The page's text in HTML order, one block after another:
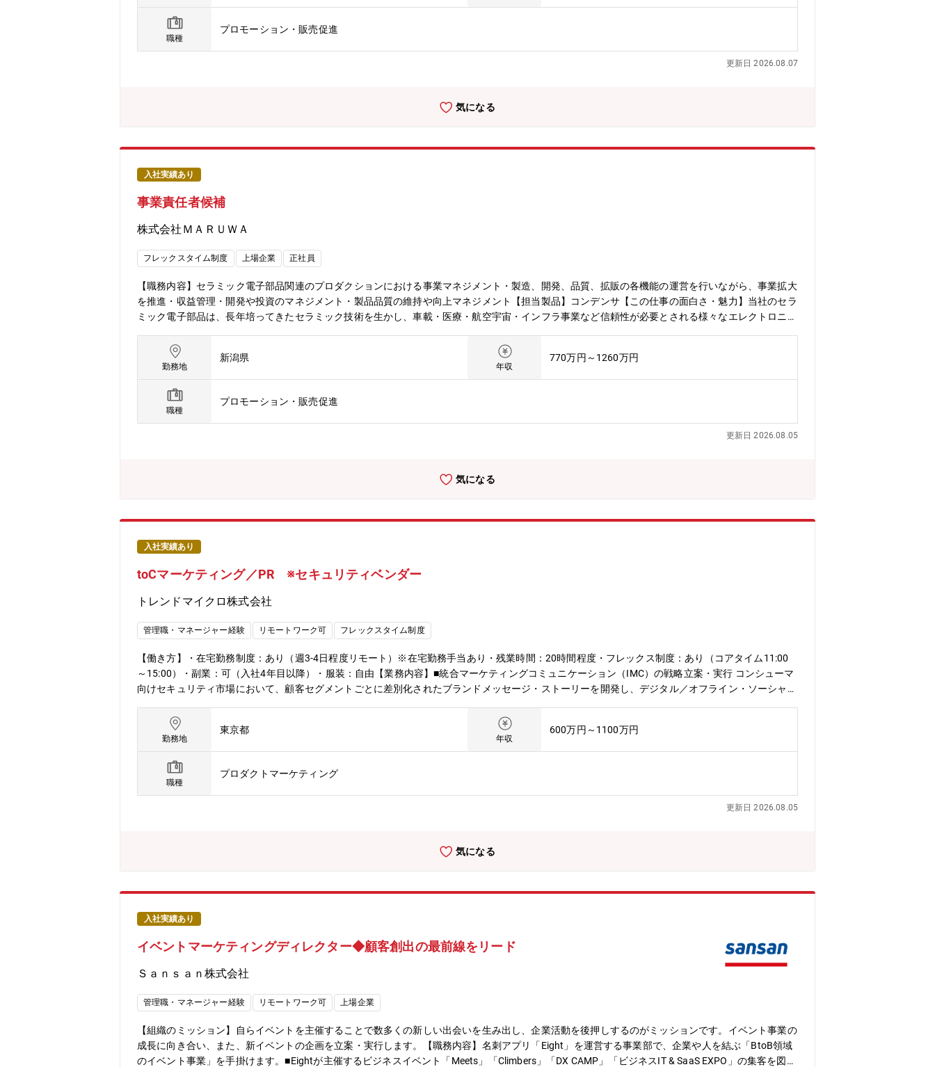
職種
プロモーション・販売促進
更新日 2026.08.07
気になる
入社実績あり
事業責任者候補
株式会社ＭＡＲＵＷＡ
フレックスタイム制度 上場企業 正社員
【職務内容】セラミック電子部品関連のプロダクションにおける事業マネジメント・製造、開発、品質、拡販の各機能の運営を行いながら、事業拡大
を推進・収益管理・開発や投資のマネジメント・製品品質の維持や向上マネジメント【担当製品】コンデンサ【この仕事の面白さ・魅力】当社のセラ
ミック電子部品は、長年培ってきたセラミック技術を生かし、車載・医療・航空宇宙・インフラ事業など信頼性が必要とされる様々なエレクトロニク
勤務地
新潟県
年収
770万円～1260万円
職種
プロモーション・販売促進
更新日 2026.08.05
気になる
入社実績あり
toCマーケティング／PR ※セキュリティベンダー
トレンドマイクロ株式会社
管理職・マネージャー経験 リモートワーク可 フレックスタイム制度
【働き方】・在宅勤務制度：あり（週3-4日程度リモート）※在宅勤務手当あり・残業時間：20時間程度・フレックス制度：あり（コアタイム11:00
～15:00）・副業：可（入社4年目以降）・服装：自由【業務内容】■統合マーケティングコミュニケーション（IMC）の戦略立案・実行 コンシューマ
向けセキュリティ市場において、顧客セグメントごとに差別化されたブランドメッセージ・ストーリーを開発し、デジタル／オフライン・ソーシャル
ームと連携しながらキャンペーンを企画・運用し、KPI設計から振り返り・改善までを一気通貫でリードしていただきます。 ■PR・ソートリーダーシ
ップ・アナリストリレーションの企画・実行 プレスリリースの作成・配信、メディアピッチ、取材対応などのメディアリレーション業務を担いなが
ら、テクノロジー・ビジネス・セキュリティ専門媒体の記者・編集者との関係構築を通じて報道露出の最大化を図ります。また、国内外のPRチーム
と協働し、イベント登壇やメディアへの記事出稿などソートリーダーシップ施策を企画・実行するとともに、業界アナリストとの関係構築・情報発信
を通じて市場における認知・評価の向上を推進します。グローバルと一貫したメッセージでの情報発信を軸に、ブランドの信頼性・専門性を対外的に
高めていきます。 【魅力】■社会貢献度の高いコミュニケーション戦略を、一気通貫でリードできる環境 日本のコンシューマユーザが抱える「デジタ
ルな生活の不安・課題」を、セキュリティ製品・サービスを通じて解決していくコミュニケーションを、戦略立案から実行まで一気通貫でリードする
が業務に直結し、自らの仕事にもAIツールを積極活用できる環境です。 ■大きな裁量を持ってプロジェクトをドライブできる環境 企画段階からアイデ
ます。 ■グローバルチームとの協働で広がる、コミュニケーション力とプロジェクトマネージメントスキル 日本だけでなく海外のマーケティング／P
ェクトマネジメント力を高められます。 ■マーケティングとPR両領域を横断するキャリアパス メディアリレーション、アナリストリレーション、プ
レスリリース作成、報道対応など、PR実務のスキルを実践的に磨きながら、将来的にはブランドマネジメントやプロダクトマーケティング、グロー
バルポジションへのステップアップも視野に入れられます。
勤務地
東京都
年収
600万円～1100万円
職種
プロダクトマーケティング
更新日 2026.08.05
気になる
入社実績あり
イベントマーケティングディレクター◆顧客創出の最前線をリード
Ｓａｎｓａｎ株式会社
管理職・マネージャー経験 リモートワーク可 上場企業
【組織のミッション】自らイベントを主催することで数多くの新しい出会いを生み出し、企業活動を後押しするのがミッションです。イベント事業の
成長に向き合い、また、新イベントの企画を立案・実行します。【職務内容】名刺アプリ「Eight」を運営する事業部で、企業や人を結ぶ「BtoB領域
のイベント事業」を手掛けます。■Eightが主催するビジネスイベント「Meets」「Climbers」「DX CAMP」「ビジネスIT & SaaS EXPO」の集客を図る